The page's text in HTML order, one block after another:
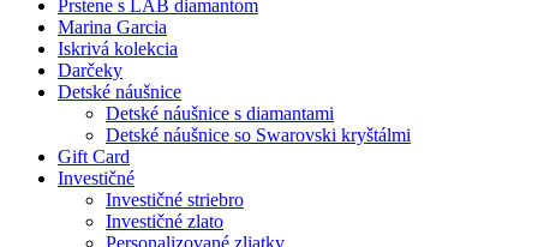
Prstene s LAB diamantom
Marina Garcia
Iskrivá kolekcia
Darčeky
Detské náušnice
Detské náušnice s diamantami
Detské náušnice so Swarovski kryštálmi
Gift Card
Investičné
Investičné striebro
Investičné zlato
Personalizované zliatky